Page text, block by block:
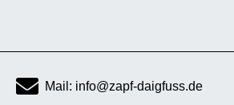
Mail: info@zapf-daigfuss.de